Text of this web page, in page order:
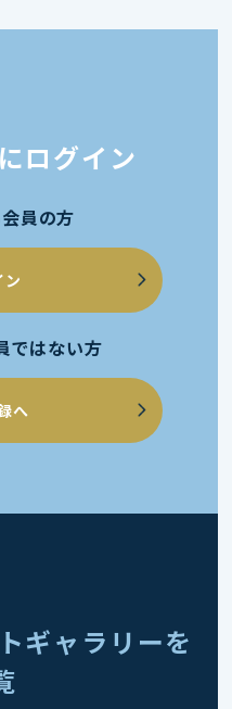
ログイン
員の方
ン
ではない方
へ
ギャラリーを